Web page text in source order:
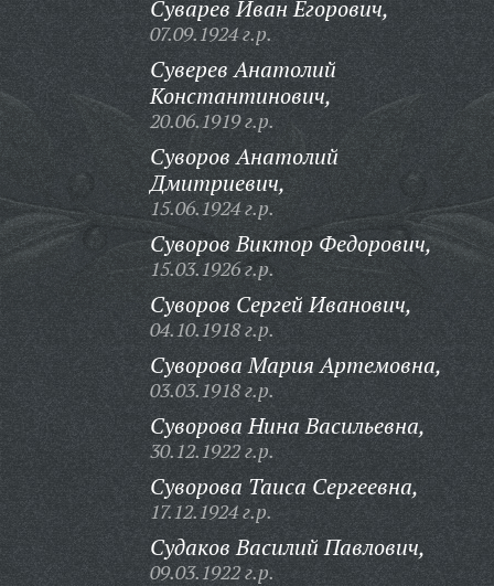
Суварев Иван Егорович,
07.09.1924 г.р.
Суверев Анатолий
Константинович,
20.06.1919 г.р.
Суворов Анатолий
Дмитриевич,
15.06.1924 г.р.
Суворов Виктор Федорович,
15.03.1926 г.р.
Суворов Сергей Иванович,
04.10.1918 г.р.
Суворова Мария Артемовна,
03.03.1918 г.р.
Суворова Нина Васильевна,
30.12.1922 г.р.
Суворова Таиса Сергеевна,
17.12.1924 г.р.
Судаков Василий Павлович,
09.03.1922 г.р.